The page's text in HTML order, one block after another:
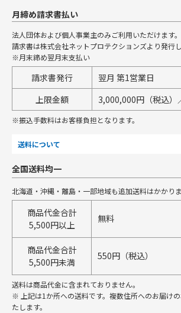
月締め請求書払い
法人団体および個人事業主のみご利用いただけます。
請求書は株式会社ネットプロテクションズより発行し
※月末締め翌月末支払い
請求書発行
翌月 第1営業日
上限金額
3,000,000円（税込）
※振込手数料はお客様負担となります。
送料について
全国送料均一
北海道・沖縄・離島・一部地域も追加送料はかかり
商品代金合計
5,500円以上
無料
商品代金合計
5,500円未満
550円（税込）
送料は商品代金に含まれておりません。
※ 上記は1か所への送料です。複数住所へのお届け
たします。